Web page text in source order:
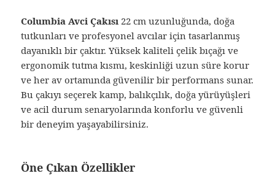
Columbia Avci Çakısı 22 cm uzunluğunda, doğa
tutkunları ve profesyonel avcılar için tasarlanmış
dayanıklı bir çaktır. Yüksek kaliteli çelik bıçağı ve
ergonomik tutma kısmı, keskinliği uzun süre korur
ve her av ortamında güvenilir bir performans sunar.
Bu çakıyı seçerek kamp, balıkçılık, doğa yürüyüşleri
ve acil durum senaryolarında konforlu ve güvenli
bir deneyim yaşayabilirsiniz.
Öne Çıkan Özellikler